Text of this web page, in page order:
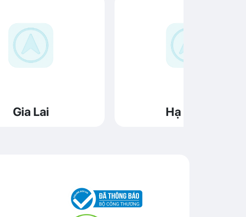
Gia Lai Hạ Long